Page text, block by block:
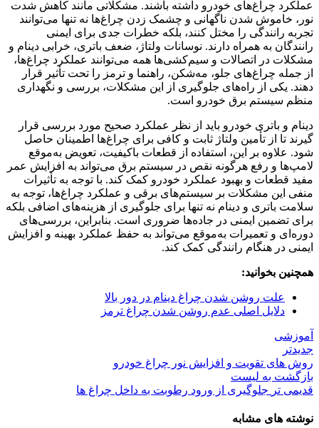
عملکرد چراغ‌های خودرو داشته باشند. مشکلاتی مانند کاهش شدت
نور، خاموش شدن ناگهانی و چشمک زدن چراغ‌ها نه تنها می‌توانند
تجربه رانندگی را مختل کنند، بلکه خطرات جدی برای ایمنی
رانندگان به همراه دارند. نوسانات ولتاژ، ضعف باتری، خرابی دینام و
مشکلات در اتصالات و سیم‌کشی‌ها همه می‌توانند عملکرد چراغ‌ها،
از جمله چراغ‌های جلو، مه‌شکن، راهنما و ترمز را تحت تأثیر قرار
دهند. یکی از راه‌های جلوگیری از این مشکلات، بررسی و نگهداری
منظم سیستم برق خودرو است.
دینام و باتری خودرو باید از نظر عملکرد صحیح مورد بررسی قرار
گیرند تا از تأمین ولتاژ ثابت و کافی برای چراغ‌ها اطمینان حاصل
شود. علاوه بر این، استفاده از قطعات باکیفیت، تعویض به‌موقع
لامپ‌ها و رفع هرگونه نقص در سیستم برق می‌تواند به افزایش عمر
مفید قطعات و بهبود عملکرد خودرو کمک کند. با توجه به تأثیرات
منفی این مشکلات بر سیستم‌های برقی و عملکرد چراغ‌ها، توجه به
سلامت باتری و دینام نه تنها برای جلوگیری از هزینه‌های اضافی بلکه
برای تضمین ایمنی در جاده‌ها ضروری است. بنابراین، بررسی‌های
دوره‌ای و تعمیرات به‌موقع می‌تواند به حفظ عملکرد بهینه و افزایش
ایمنی در هنگام رانندگی کمک کند.
همچنین بخوانید:
علت روشن شدن چراغ دینام در دور بالا
دلایل اصلی عدم روشن شدن چراغ ترمز
آموزشی
جدیدتر
روش های تقویت و افزایش نور چراغ خودرو
بازگشت به لیست
قدیمی تر جلوگیری از ورود رطوبت به داخل چراغ‌ ها
نوشته های مشابه